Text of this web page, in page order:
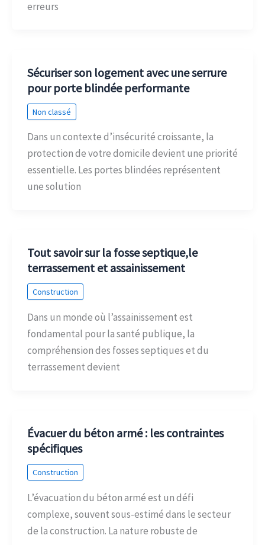
erreurs
Sécuriser son logement avec une serrure
pour porte blindée performante
Non classé
Dans un contexte d’insécurité croissante, la
protection de votre domicile devient une priorité
essentielle. Les portes blindées représentent
une solution
Tout savoir sur la fosse septique,le
terrassement et assainissement
Construction
Dans un monde où l’assainissement est
fondamental pour la santé publique, la
compréhension des fosses septiques et du
terrassement devient
Évacuer du béton armé : les contraintes
spécifiques
Construction
L’évacuation du béton armé est un défi
complexe, souvent sous-estimé dans le secteur
de la construction. La nature robuste de